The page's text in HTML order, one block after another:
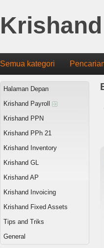
Semua kategori
Halaman Depan
Krishand Payroll
Krishand PPN
Krishand PPh 21
Krishand Inventory
Krishand GL
Krishand AP
Krishand Invoicing
Krishand Fixed Assets
Tips and Triks
General